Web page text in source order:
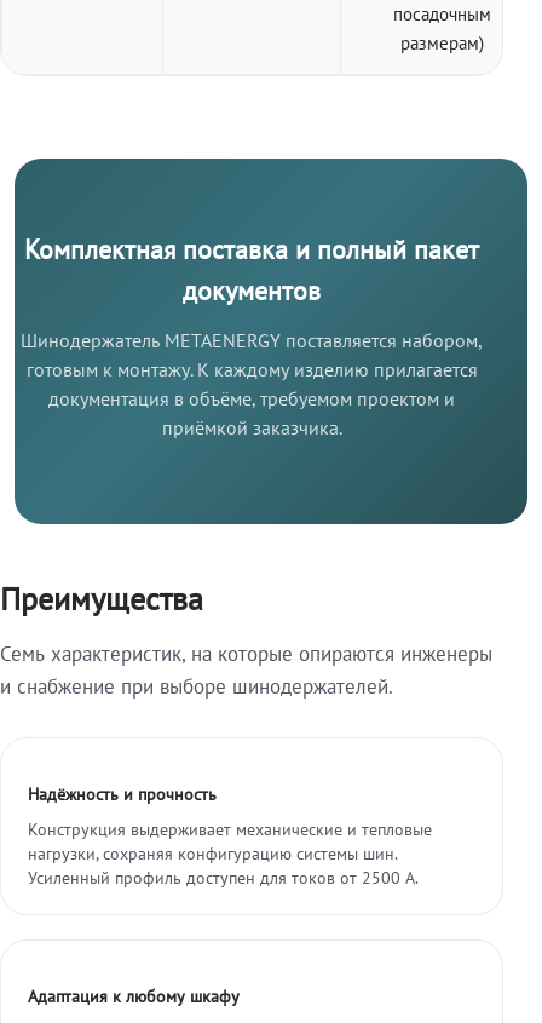
посадочным
размерам)
Комплектная поставка и полный пакет
документов
Шинодержатель METAENERGY поставляется набором,
готовым к монтажу. К каждому изделию прилагается
документация в объёме, требуемом проектом и
приёмкой заказчика.
Преимущества
Семь характеристик, на которые опираются инженеры
и снабжение при выборе шинодержателей.
Надёжность и прочность
Конструкция выдерживает механические и тепловые
нагрузки, сохраняя конфигурацию системы шин.
Усиленный профиль доступен для токов от 2500 А.
Адаптация к любому шкафу